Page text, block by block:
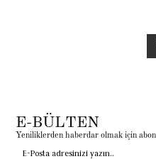
E-BÜLTEN
Yeniliklerden haberdar olmak için